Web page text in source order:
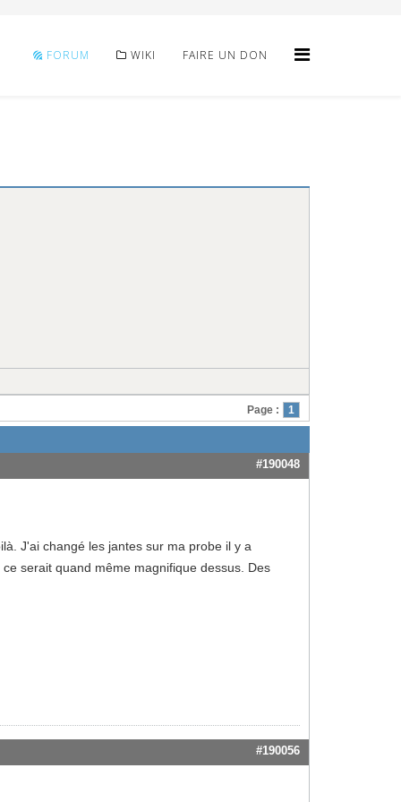
FORUM WIKI FAIRE UN DON
Page : 1
#190048
J'ai changé les jantes sur ma probe il y a
serait quand même magnifique dessus. Des
#190056